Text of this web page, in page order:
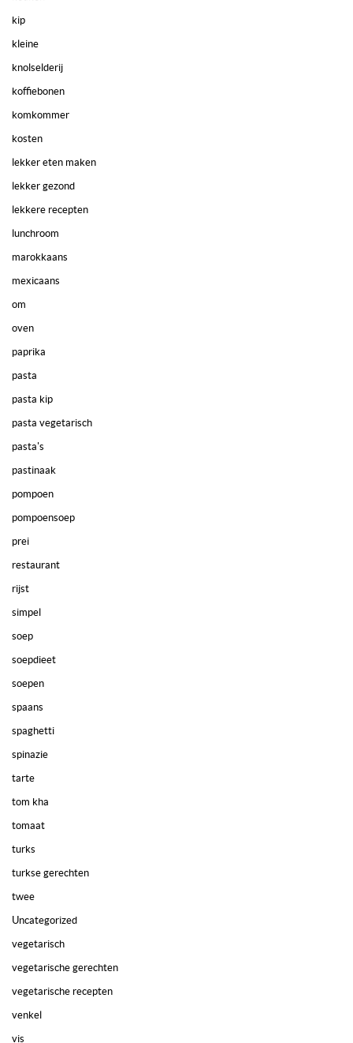
kip
kleine
knolselderij
koffiebonen
komkommer
kosten
lekker eten maken
lekker gezond
lekkere recepten
lunchroom
marokkaans
mexicaans
om
oven
paprika
pasta
pasta kip
pasta vegetarisch
pasta's
pastinaak
pompoen
pompoensoep
prei
restaurant
rijst
simpel
soep
soepdieet
soepen
spaans
spaghetti
spinazie
tarte
tom kha
tomaat
turks
turkse gerechten
twee
Uncategorized
vegetarisch
vegetarische gerechten
vegetarische recepten
venkel
vis